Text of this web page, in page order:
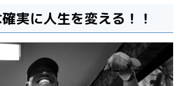
実に人生を変える！！